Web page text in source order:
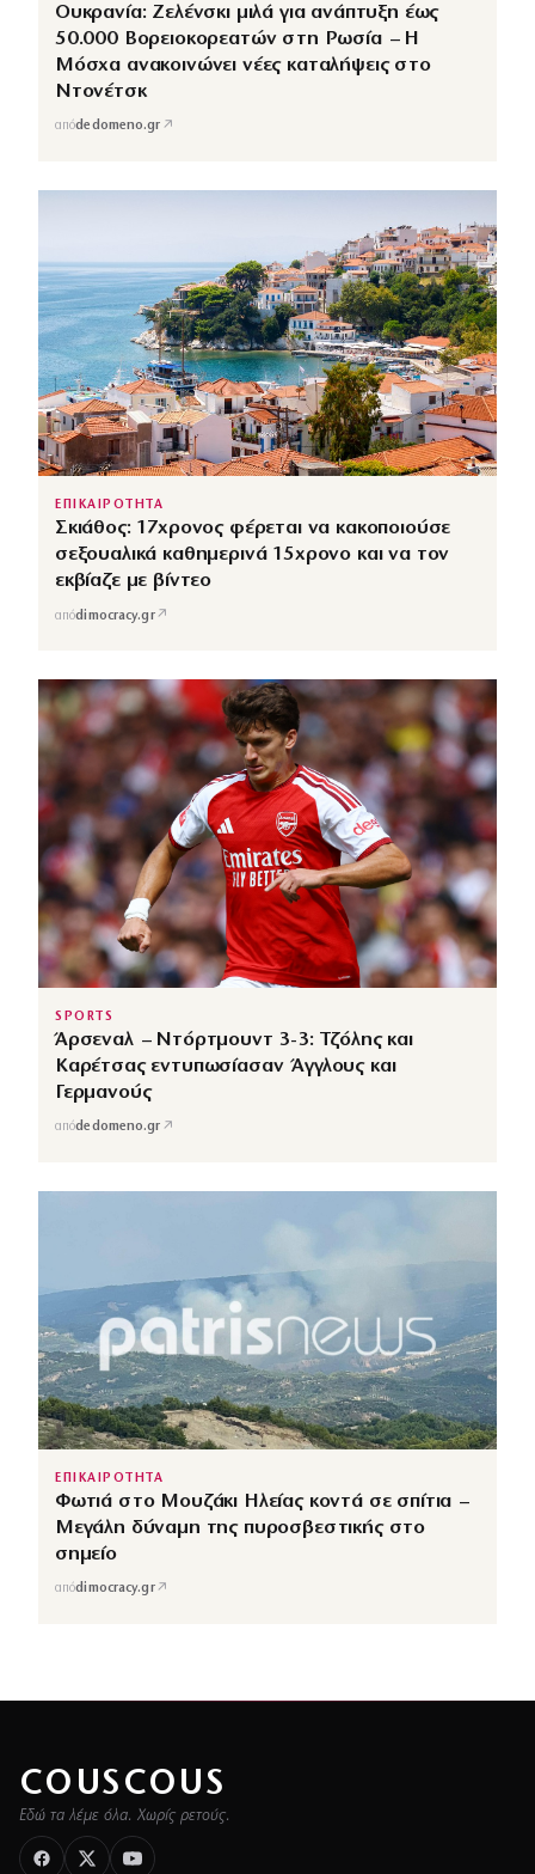
Ουκρανία: Ζελένσκι μιλά για ανάπτυξη έως
50.000 Βορειοκορεατών στη Ρωσία – Η
Μόσχα ανακοινώνει νέες καταλήψεις στο
Ντονέτσκ
απόdedomeno.gr ↗
ΕΠΙΚΑΙΡΟΤΗΤΑ
Σκιάθος: 17χρονος φέρεται να κακοποιούσε
σεξουαλικά καθημερινά 15χρονο και να τον
εκβίαζε με βίντεο
απόdimocracy.gr↗
SPORTS
Άρσεναλ – Ντόρτμουντ 3-3: Τζόλης και
Καρέτσας εντυπωσίασαν Άγγλους και
Γερμανούς
απόdedomeno.gr ↗
ΕΠΙΚΑΙΡΟΤΗΤΑ
Φωτιά στο Μουζάκι Ηλείας κοντά σε σπίτια –
Μεγάλη δύναμη της πυροσβεστικής στο
σημείο
απόdimocracy.gr↗
COUSCOUS
Εδώ τα λέμε όλα. Χωρίς ρετούς.